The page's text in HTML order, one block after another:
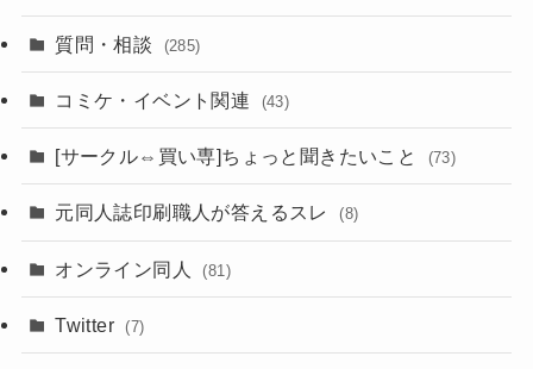
質問・相談 (285)
コミケ・イベント関連 (43)
[サークル⇔買い専]ちょっと聞きたいこと (73)
元同人誌印刷職人が答えるスレ (8)
オンライン同人 (81)
Twitter (7)